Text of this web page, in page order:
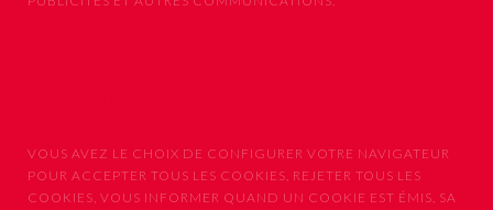
VOUS AVEZ LE CHOIX DE CONFIGURER VOTRE NAVIGATEUR
POUR ACCEPTER TOUS LES COOKIES, REJETER TOUS LES
COOKIES, VOUS INFORMER QUAND UN COOKIE EST ÉMIS, SA